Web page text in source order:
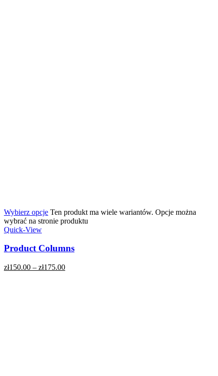
Wybierz opcje Ten produkt ma wiele wariantów. Opcje można
wybrać na stronie produktu
Quick-View
Product Columns
zł150.00 – zł175.00